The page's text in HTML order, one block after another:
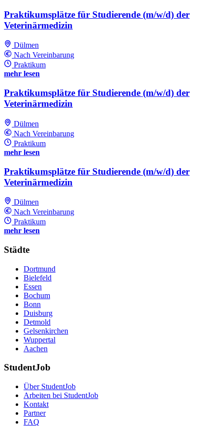
Praktikumsplätze für Studierende (m/w/d) der
Veterinärmedizin
Dülmen
Nach Vereinbarung
Praktikum
mehr lesen
Praktikumsplätze für Studierende (m/w/d) der
Veterinärmedizin
Dülmen
Nach Vereinbarung
Praktikum
mehr lesen
Praktikumsplätze für Studierende (m/w/d) der
Veterinärmedizin
Dülmen
Nach Vereinbarung
Praktikum
mehr lesen
Städte
Dortmund
Bielefeld
Essen
Bochum
Bonn
Duisburg
Detmold
Gelsenkirchen
Wuppertal
Aachen
StudentJob
Über StudentJob
Arbeiten bei StudentJob
Kontakt
Partner
FAQ